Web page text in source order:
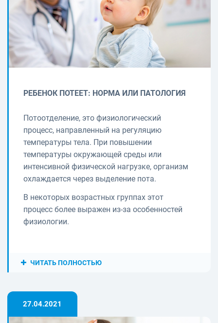
РЕБЕНОК ПОТЕЕТ: НОРМА ИЛИ ПАТОЛОГИЯ
Потоотделение, это физиологический
процесс, направленный на регуляцию
температуры тела. При повышении
температуры окружающей среды или
интенсивной физической нагрузке, организм
охлаждается через выделение пота.
В некоторых возрастных группах этот
процесс более выражен из-за особенностей
физиологии.
ЧИТАТЬ ПОЛНОСТЬЮ
27.04.2021